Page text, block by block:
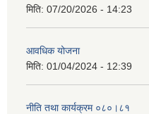
मिति: 07/20/2026 - 14:23
आवधिक योजना
मिति: 01/04/2024 - 12:39
नीति तथा कार्यक्रम ०८०।८१